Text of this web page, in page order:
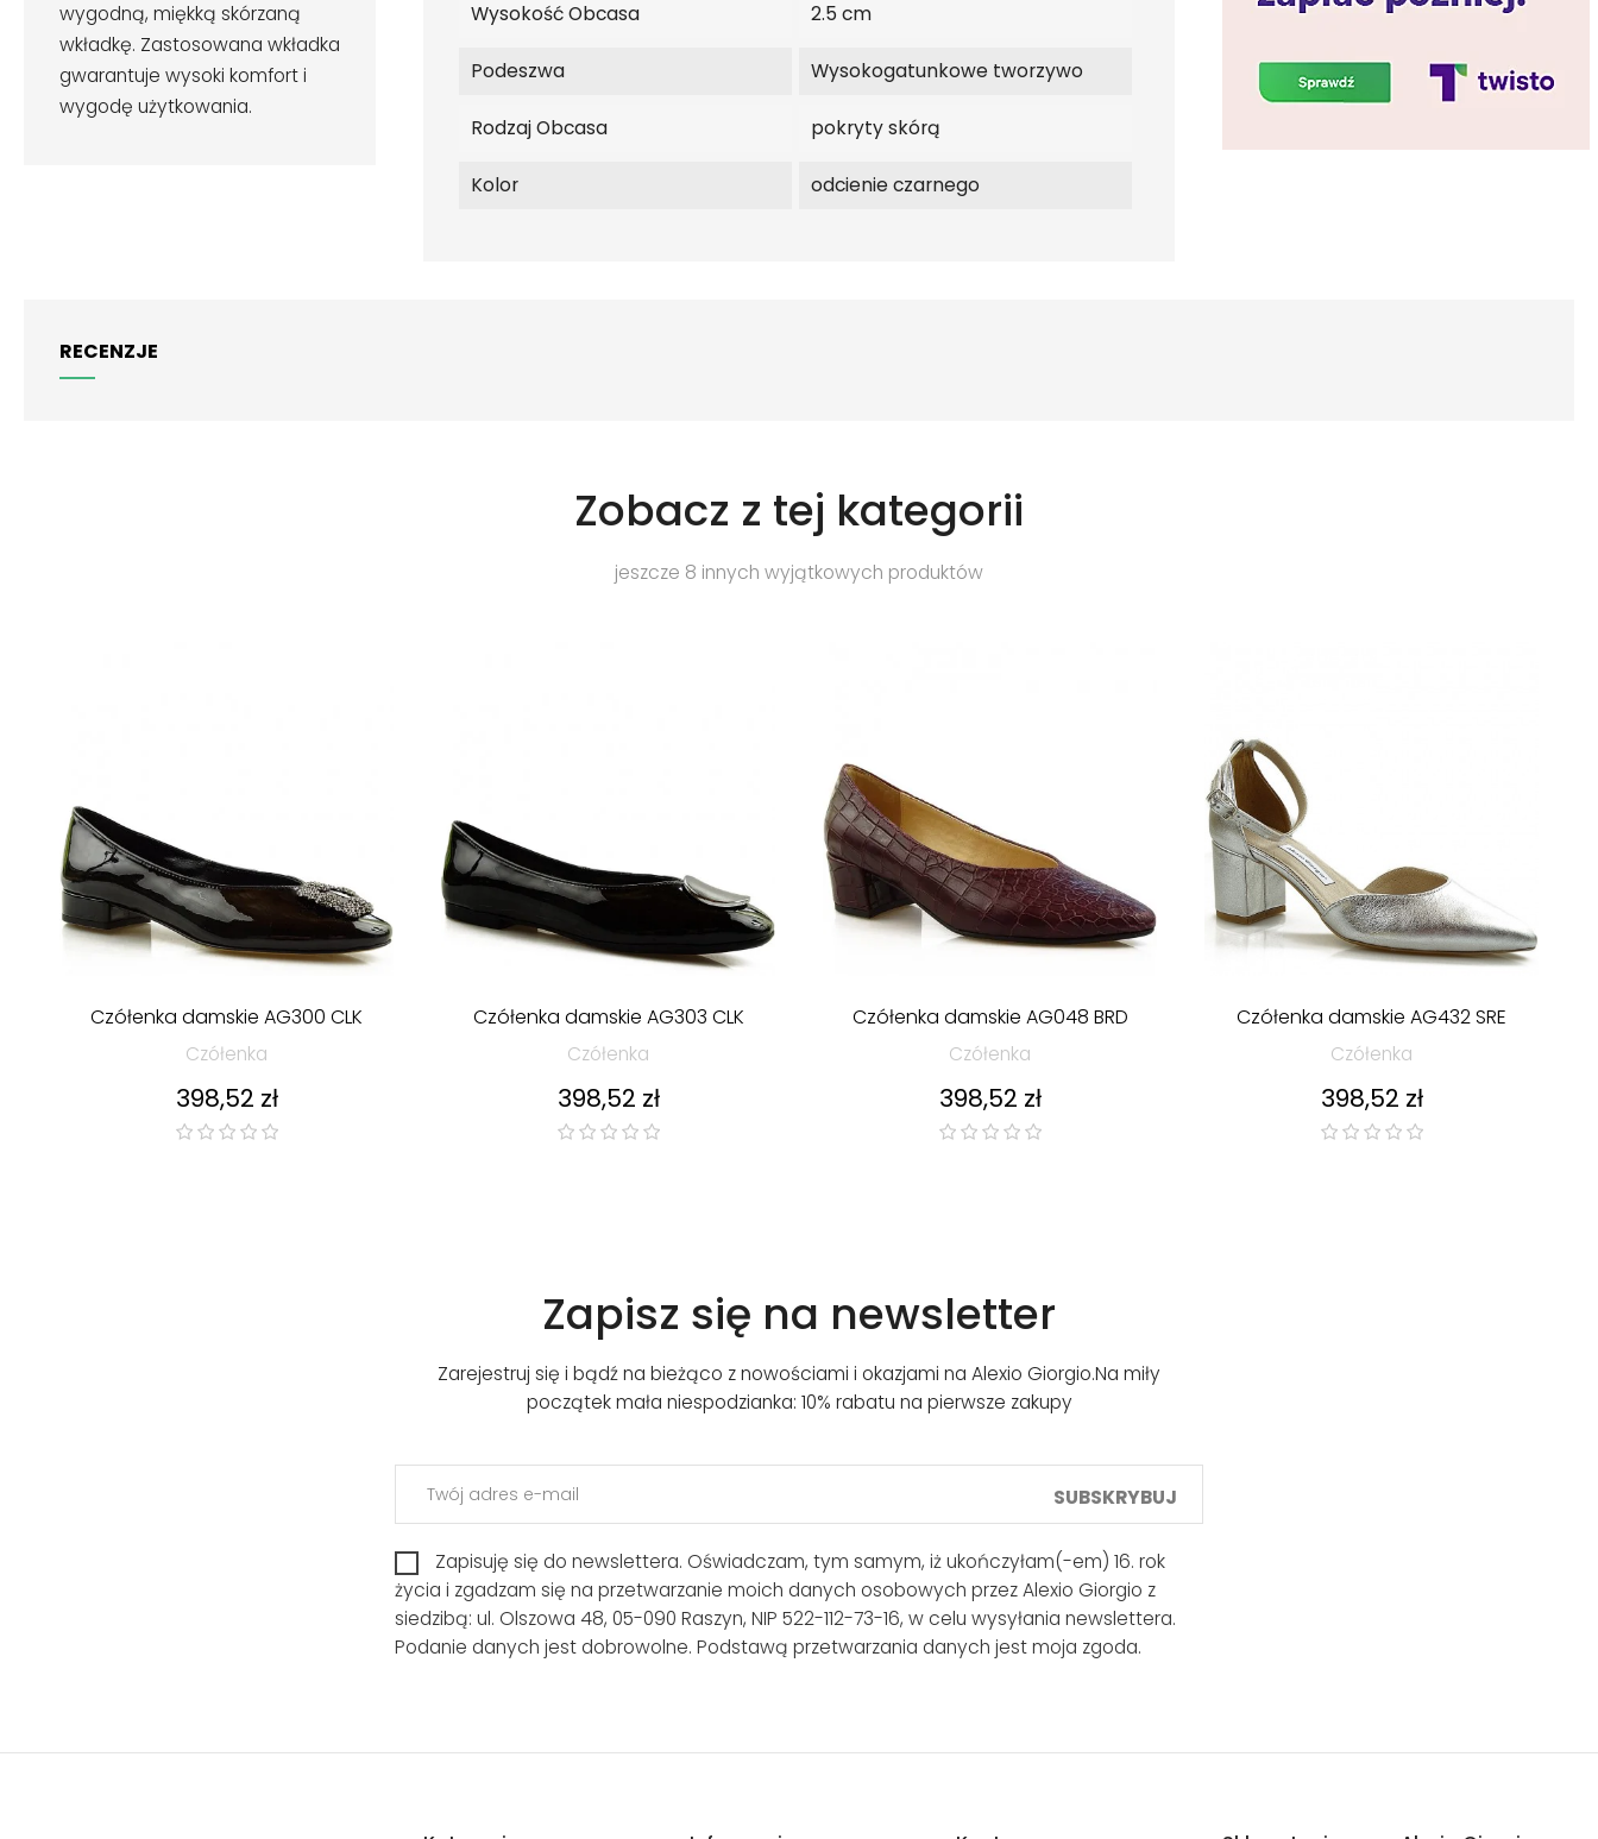
wygodną, miękką skórzaną
wkładkę. Zastosowana wkładka
gwarantuje wysoki komfort i
wygodę użytkowania.
Wysokość Obcasa 2.5 cm
Podeszwa Wysokogatunkowe tworzywo
Rodzaj Obcasa pokryty skórą
Kolor odcienie czarnego
RECENZJE
Zobacz z tej kategorii
jeszcze 8 innych wyjątkowych produktów
Czółenka damskie AG300 CLK
Czółenka
Cena
398,52 zł
Czółenka damskie AG303 CLK
Czółenka
Cena
398,52 zł
Czółenka damskie AG048 BRD
Czółenka
Cena
398,52 zł
Czółenka damskie AG432 SRE
Czółenka
Cena
398,52 zł
Zapisz się na newsletter
Zarejestruj się i bądź na bieżąco z nowościami i okazjami na Alexio Giorgio.Na miły
początek mała niespodzianka: 10% rabatu na pierwsze zakupy
SUBSKRYBUJ
Zapisuję się do newslettera. Oświadczam, tym samym, iż ukończyłam(-em) 16. rok
życia i zgadzam się na przetwarzanie moich danych osobowych przez Alexio Giorgio z
siedzibą: ul. Olszowa 48, 05-090 Raszyn, NIP 522-112-73-16, w celu wysyłania newslettera.
Podanie danych jest dobrowolne. Podstawą przetwarzania danych jest moja zgoda.